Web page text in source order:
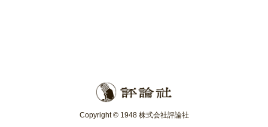
Copyright © 1948 株式会社評論社